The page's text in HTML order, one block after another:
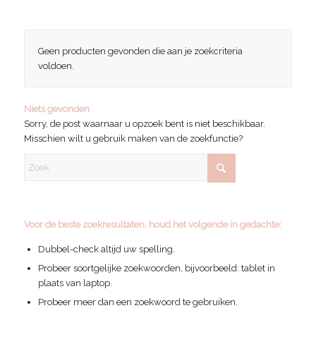
Geen producten gevonden die aan je zoekcriteria
voldoen.
Niets gevonden
Sorry, de post waarnaar u opzoek bent is niet beschikbaar.
Misschien wilt u gebruik maken van de zoekfunctie?
Voor de beste zoekresultaten, houd het volgende in gedachte:
Dubbel-check altijd uw spelling.
Probeer soortgelijke zoekwoorden, bijvoorbeeld: tablet in
plaats van laptop.
Probeer meer dan een zoekwoord te gebruiken.